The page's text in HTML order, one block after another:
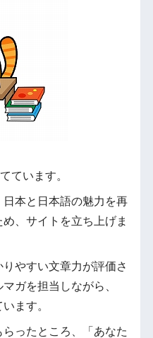
ています。
本と日本語の魅力を再
、サイトを立ち上げま
やすい文章力が評価さ
ガを担当しながら、
ます。
ったところ、「あなた